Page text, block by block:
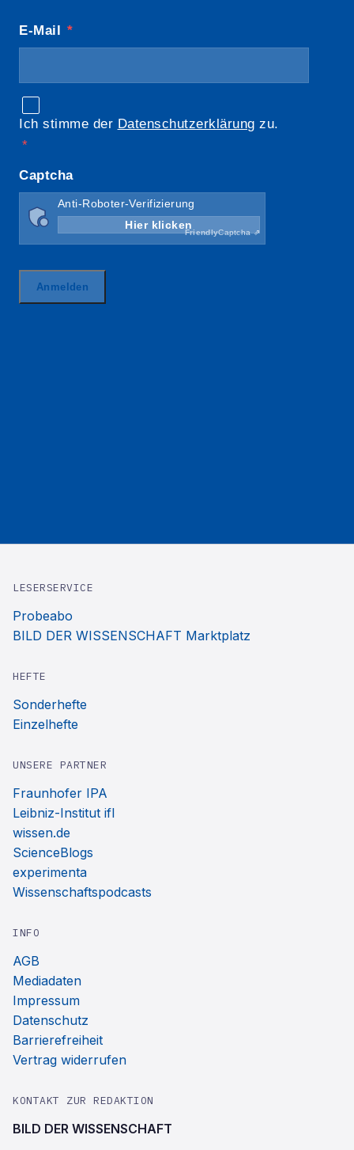
LESERSERVICE
Probeabo
BILD DER WISSENSCHAFT Marktplatz
HEFTE
Sonderhefte
Einzelhefte
UNSERE PARTNER
Fraunhofer IPA
Leibniz-Institut ifl
wissen.de
ScienceBlogs
experimenta
Wissenschaftspodcasts
INFO
AGB
Mediadaten
Impressum
Datenschutz
Barrierefreiheit
Vertrag widerrufen
KONTAKT ZUR REDAKTION
BILD DER WISSENSCHAFT